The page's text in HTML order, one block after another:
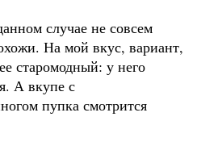
случае не совсем
На мой вкус, вариант,
старомодный: у него
А вкупе с
пупка смотрится